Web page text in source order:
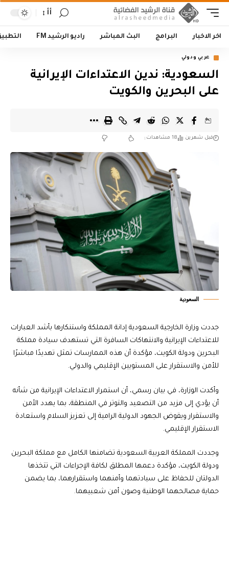
أأ
اخر الاخبار البرامج البث المباشر راديو الرشيد FM
عربي ودولي
السعودية: ندين الاعتداءات الإيرانية
على البحرين والكويت
قبل شهرين 18 مشاهدات
السعودية
جددت وزارة الخارجية السعودية إدانة المملكة واستنكارها بأشد العبارات
للاعتداءات الإيرانية والانتهاكات السافرة التي تستهدف سيادة مملكة
البحرين ودولة الكويت، مؤكدة أن هذه الممارسات تمثل تهديدًا مباشرًا
للأمن والاستقرار على المستويين الإقليمي والدولي.
وأكدت الوزارة، في بيان رسمي، أن استمرار الاعتداءات الإيرانية من شأنه
أن يؤدي إلى مزيد من التصعيد والتوتر في المنطقة، بما يهدد الأمن
والاستقرار ويقوض الجهود الدولية الرامية إلى تعزيز السلام واستعادة
الاستقرار الإقليمي.
وجددت المملكة العربية السعودية تضامنها الكامل مع مملكة البحرين
ودولة الكويت، مؤكدة دعمها المطلق لكافة الإجراءات التي تتخذها
الدولتان للحفاظ على سيادتهما وأمنهما واستقرارهما، بما يضمن
حماية مصالحهما الوطنية وصون أمن شعبيهما.